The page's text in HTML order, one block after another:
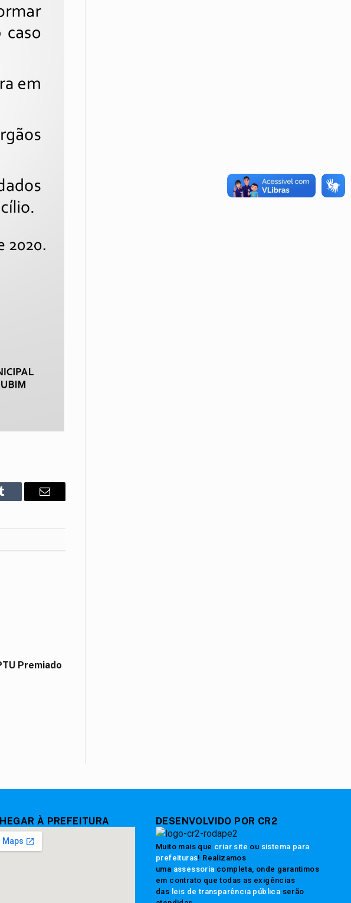
Tumblr
E-
Premiado
À PREFEITURA DESENVOLVIDO POR CR2
Muito mais que criar site ou sistema para
prefeituras! Realizamos
uma assessoria completa, onde garantimos
em contrato que todas as exigências
das leis de transparência pública serão